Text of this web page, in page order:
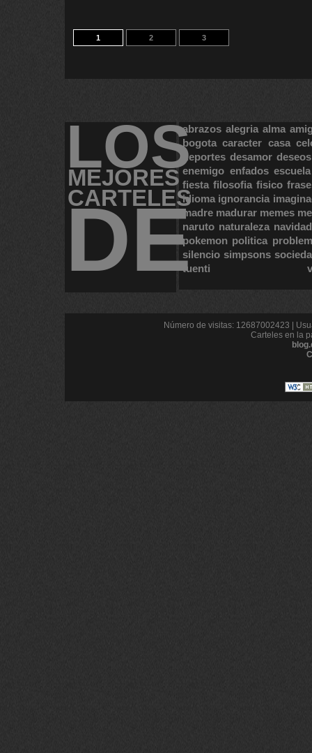
1 2 3
LOS
MEJORES
CARTELES
DE
abrazos alegria alma
bogota caracter casa
deportes desamor deseos
enemigo enfados escuela
fiesta filosofia fisico
idioma ignorancia
madre madurar memes
naruto naturaleza navidad
pokemon politica
silencio simpsons
tuenti
Número de visitas: 12687002423 |
Carteles en la